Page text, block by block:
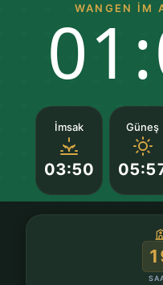
WANGEN IM
İmsak
03:50
Güneş